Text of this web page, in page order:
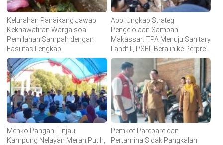
Kelurahan Panaikang Jawab
Kekhawatiran Warga soal
Pemilahan Sampah dengan
Fasilitas Lengkap
Appi Ungkap Strategi
Pengelolaan Sampah
Makassar: TPA Menuju Sanitary
Landfill, PSEL Beralih ke Perpres
109
Menko Pangan Tinjau
Kampung Nelayan Merah Putih,
Pemkot Parepare dan
Pertamina Sidak Pangkalan